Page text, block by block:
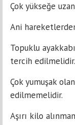
Çok yükseğe
Ani
Topuklu
tercih edilmelidir.
Çok yumuşak
edilmemelidir.
Aşırı kilo